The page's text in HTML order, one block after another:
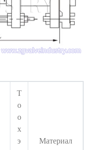
Т
о
о
х
э
Материал